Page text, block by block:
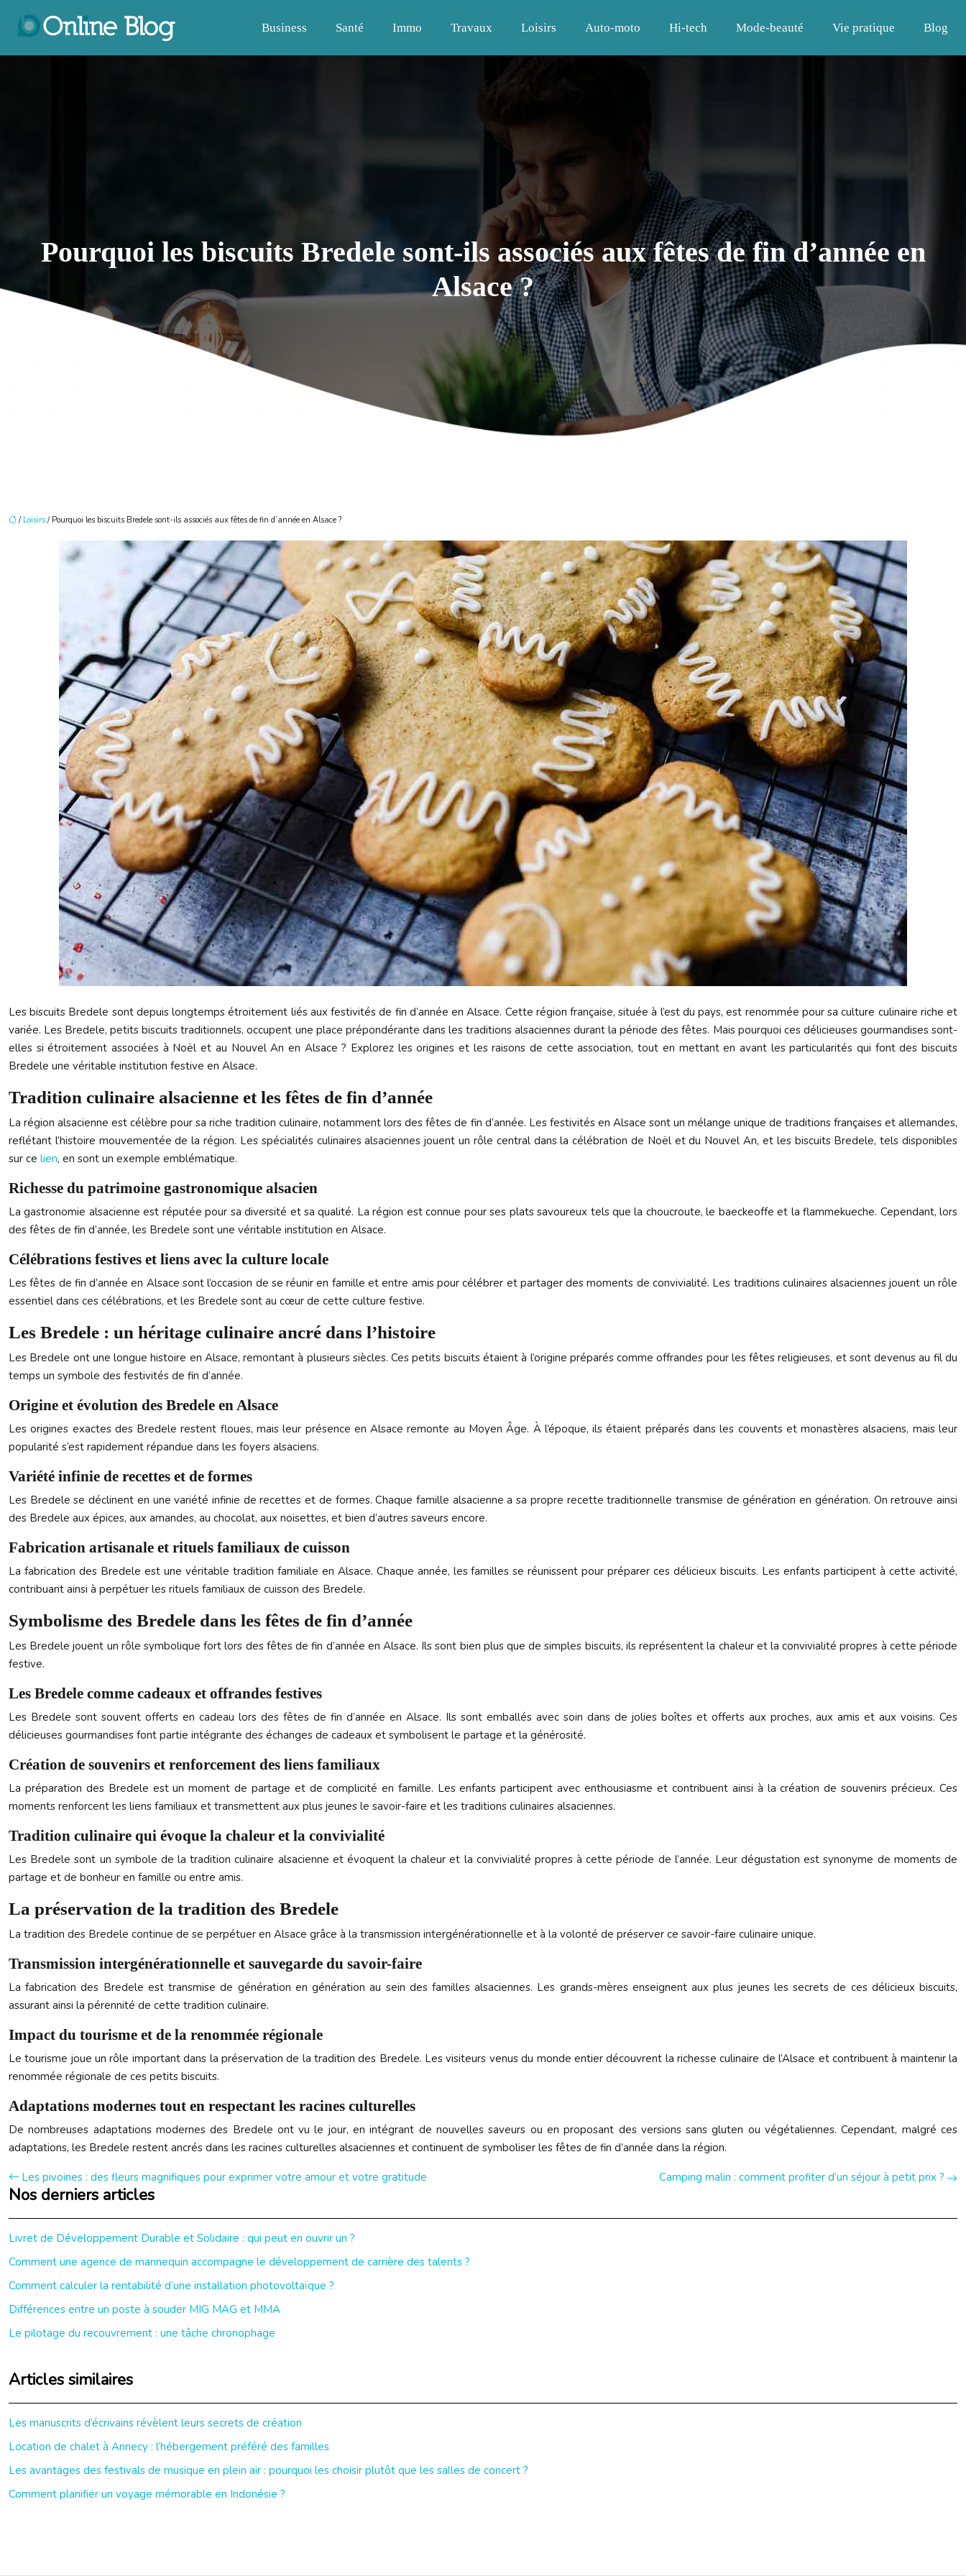
Business Santé Immo Travaux Loisirs Auto-moto Hi-tech Mode-beauté Vie pratique Blog
Pourquoi les biscuits Bredele sont-ils associés aux fêtes de fin d’année en
Alsace ?
/ Loisirs / Pourquoi les biscuits Bredele sont-ils associés aux fêtes de fin d’année en Alsace ?
Les biscuits Bredele sont depuis longtemps étroitement liés aux festivités de fin d’année en Alsace. Cette région française, située à l’est du pays, est renommée pour sa culture culinaire riche et
variée. Les Bredele, petits biscuits traditionnels, occupent une place prépondérante dans les traditions alsaciennes durant la période des fêtes. Mais pourquoi ces délicieuses gourmandises sont-
elles si étroitement associées à Noël et au Nouvel An en Alsace ? Explorez les origines et les raisons de cette association, tout en mettant en avant les particularités qui font des biscuits
Bredele une véritable institution festive en Alsace.
Tradition culinaire alsacienne et les fêtes de fin d’année
La région alsacienne est célèbre pour sa riche tradition culinaire, notamment lors des fêtes de fin d’année. Les festivités en Alsace sont un mélange unique de traditions françaises et allemandes,
reflétant l’histoire mouvementée de la région. Les spécialités culinaires alsaciennes jouent un rôle central dans la célébration de Noël et du Nouvel An, et les biscuits Bredele, tels disponibles
sur ce lien, en sont un exemple emblématique.
Richesse du patrimoine gastronomique alsacien
La gastronomie alsacienne est réputée pour sa diversité et sa qualité. La région est connue pour ses plats savoureux tels que la choucroute, le baeckeoffe et la flammekueche. Cependant, lors
des fêtes de fin d’année, les Bredele sont une véritable institution en Alsace.
Célébrations festives et liens avec la culture locale
Les fêtes de fin d’année en Alsace sont l’occasion de se réunir en famille et entre amis pour célébrer et partager des moments de convivialité. Les traditions culinaires alsaciennes jouent un rôle
essentiel dans ces célébrations, et les Bredele sont au cœur de cette culture festive.
Les Bredele : un héritage culinaire ancré dans l’histoire
Les Bredele ont une longue histoire en Alsace, remontant à plusieurs siècles. Ces petits biscuits étaient à l’origine préparés comme offrandes pour les fêtes religieuses, et sont devenus au fil du
temps un symbole des festivités de fin d’année.
Origine et évolution des Bredele en Alsace
Les origines exactes des Bredele restent floues, mais leur présence en Alsace remonte au Moyen Âge. À l’époque, ils étaient préparés dans les couvents et monastères alsaciens, mais leur
popularité s’est rapidement répandue dans les foyers alsaciens.
Variété infinie de recettes et de formes
Les Bredele se déclinent en une variété infinie de recettes et de formes. Chaque famille alsacienne a sa propre recette traditionnelle transmise de génération en génération. On retrouve ainsi
des Bredele aux épices, aux amandes, au chocolat, aux noisettes, et bien d’autres saveurs encore.
Fabrication artisanale et rituels familiaux de cuisson
La fabrication des Bredele est une véritable tradition familiale en Alsace. Chaque année, les familles se réunissent pour préparer ces délicieux biscuits. Les enfants participent à cette activité,
contribuant ainsi à perpétuer les rituels familiaux de cuisson des Bredele.
Symbolisme des Bredele dans les fêtes de fin d’année
Les Bredele jouent un rôle symbolique fort lors des fêtes de fin d’année en Alsace. Ils sont bien plus que de simples biscuits, ils représentent la chaleur et la convivialité propres à cette période
festive.
Les Bredele comme cadeaux et offrandes festives
Les Bredele sont souvent offerts en cadeau lors des fêtes de fin d’année en Alsace. Ils sont emballés avec soin dans de jolies boîtes et offerts aux proches, aux amis et aux voisins. Ces
délicieuses gourmandises font partie intégrante des échanges de cadeaux et symbolisent le partage et la générosité.
Création de souvenirs et renforcement des liens familiaux
La préparation des Bredele est un moment de partage et de complicité en famille. Les enfants participent avec enthousiasme et contribuent ainsi à la création de souvenirs précieux. Ces
moments renforcent les liens familiaux et transmettent aux plus jeunes le savoir-faire et les traditions culinaires alsaciennes.
Tradition culinaire qui évoque la chaleur et la convivialité
Les Bredele sont un symbole de la tradition culinaire alsacienne et évoquent la chaleur et la convivialité propres à cette période de l’année. Leur dégustation est synonyme de moments de
partage et de bonheur en famille ou entre amis.
La préservation de la tradition des Bredele
La tradition des Bredele continue de se perpétuer en Alsace grâce à la transmission intergénérationnelle et à la volonté de préserver ce savoir-faire culinaire unique.
Transmission intergénérationnelle et sauvegarde du savoir-faire
La fabrication des Bredele est transmise de génération en génération au sein des familles alsaciennes. Les grands-mères enseignent aux plus jeunes les secrets de ces délicieux biscuits,
assurant ainsi la pérennité de cette tradition culinaire.
Impact du tourisme et de la renommée régionale
Le tourisme joue un rôle important dans la préservation de la tradition des Bredele. Les visiteurs venus du monde entier découvrent la richesse culinaire de l’Alsace et contribuent à maintenir la
renommée régionale de ces petits biscuits.
Adaptations modernes tout en respectant les racines culturelles
De nombreuses adaptations modernes des Bredele ont vu le jour, en intégrant de nouvelles saveurs ou en proposant des versions sans gluten ou végétaliennes. Cependant, malgré ces
adaptations, les Bredele restent ancrés dans les racines culturelles alsaciennes et continuent de symboliser les fêtes de fin d’année dans la région.
Les pivoines : des fleurs magnifiques pour exprimer votre amour et votre gratitude Camping malin : comment profiter d’un séjour à petit prix ?
Nos derniers articles
Livret de Développement Durable et Solidaire : qui peut en ouvrir un ?
Comment une agence de mannequin accompagne le développement de carrière des talents ?
Comment calculer la rentabilité d’une installation photovoltaïque ?
Différences entre un poste à souder MIG MAG et MMA
Le pilotage du recouvrement : une tâche chronophage
Articles similaires
Les manuscrits d’écrivains révèlent leurs secrets de création
Location de chalet à Annecy : l’hébergement préféré des familles
Les avantages des festivals de musique en plein air : pourquoi les choisir plutôt que les salles de concert ?
Comment planifier un voyage mémorable en Indonésie ?